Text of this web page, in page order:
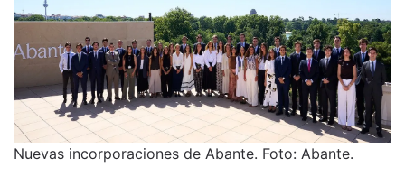
Nuevas incorporaciones de Abante. Foto: Abante.